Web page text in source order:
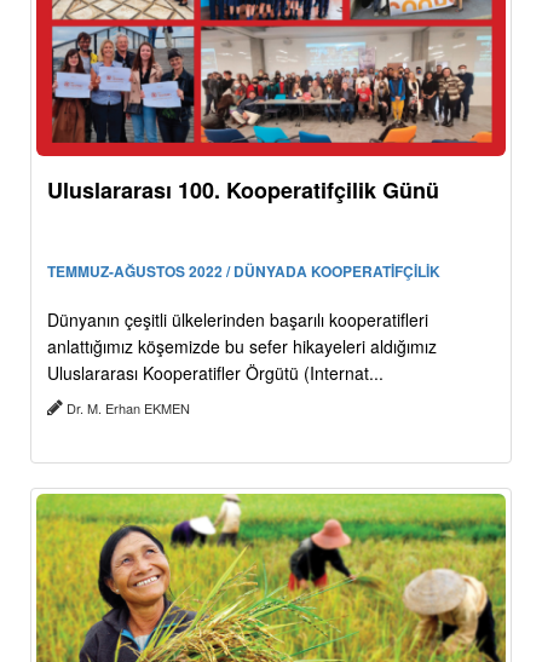
Uluslararası 100. Kooperatifçilik Günü
TEMMUZ-AĞUSTOS 2022 / DÜNYADA KOOPERATİFÇİLİK
Dünyanın çeşitli ülkelerinden başarılı kooperatifleri
anlattığımız köşemizde bu sefer hikayeleri aldığımız
Uluslararası Kooperatifler Örgütü (Internat...
Dr. M. Erhan EKMEN